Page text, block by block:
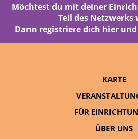
Möchtest du mit deiner
Teil des Netzwerks
Dann registriere dich hier
KARTE
FÜR
ÜBER UNS